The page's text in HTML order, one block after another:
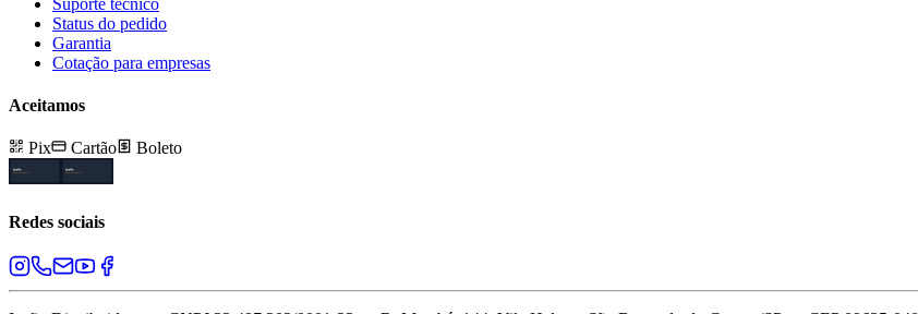
Status do pedido
Garantia
Cotação para empresas
Aceitamos
Pix Cartão Boleto
Redes sociais